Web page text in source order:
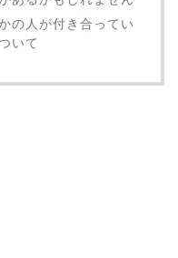
の人が付き合ってい
いて